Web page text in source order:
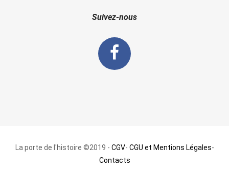
Suivez-nous
La porte de l'histoire ©2019 - CGV- CGU et Mentions Légales-
Contacts